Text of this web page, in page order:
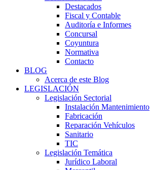
Destacados
Fiscal y Contable
Auditoría e Informes
Concursal
Coyuntura
Normativa
Contacto
BLOG
Acerca de este Blog
LEGISLACIÓN
Legislación Sectorial
Instalación Mantenimiento
Fabricación
Reparación Vehículos
Sanitario
TIC
Legislación Temática
Jurídico Laboral